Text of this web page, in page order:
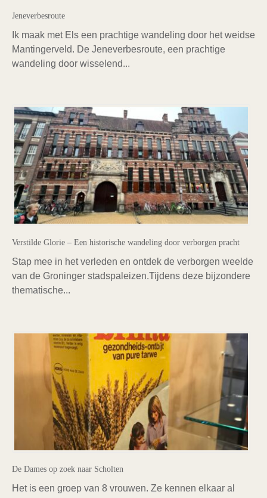
Jeneverbesroute
Ik maak met Els een prachtige wandeling door het weidse
Mantingerveld. De Jeneverbesroute, een prachtige
wandeling door wisselend...
Verstilde Glorie – Een historische wandeling door verborgen pracht
Stap mee in het verleden en ontdek de verborgen weelde
van de Groninger stadspaleizen.Tijdens deze bijzondere
thematische...
De Dames op zoek naar Scholten
Het is een groep van 8 vrouwen. Ze kennen elkaar al